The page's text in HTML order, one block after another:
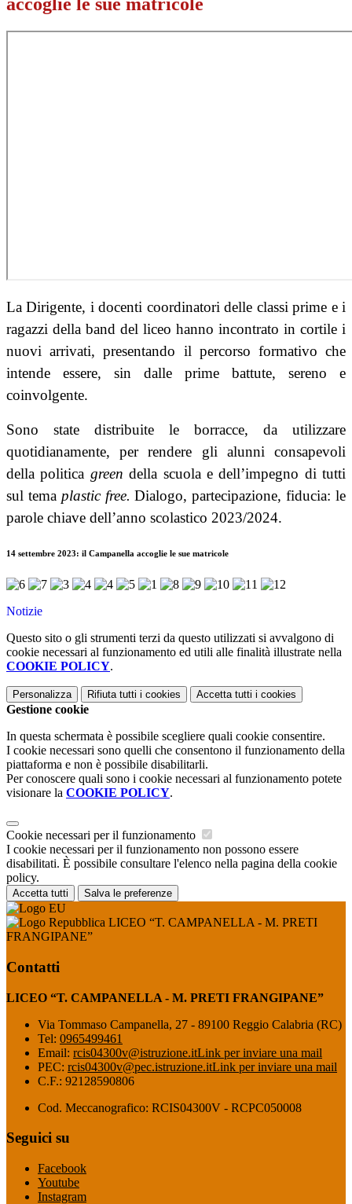
accoglie le sue matricole
La Dirigente, i docenti coordinatori delle classi prime e i
ragazzi della band del liceo hanno incontrato in cortile i
nuovi arrivati, presentando il percorso formativo che
intende essere, sin dalle prime battute, sereno e
coinvolgente.
Sono state distribuite le borracce, da utilizzare
quotidianamente, per rendere gli alunni consapevoli
della politica greendella scuola e dell’impegno di tutti
sul tema plastic free. Dialogo, partecipazione, fiducia: le
parole chiave dell’anno scolastico 2023/2024.
14 settembre 2023: il Campanella accoglie le sue matricole
Notizie
Questo sito o gli strumenti terzi da questo utilizzati si avvalgono di
cookie necessari al funzionamento ed utili alle finalità illustrate nella
COOKIE POLICY.
Personalizza Rifiuta tutti i cookies Accetta tutti i cookies
Gestione cookie
In questa schermata è possibile scegliere quali cookie consentire.
I cookie necessari sono quelli che consentono il funzionamento della
piattaforma e non è possibile disabilitarli.
Per conoscere quali sono i cookie necessari al funzionamento potete
visionare la COOKIE POLICY.
Cookie necessari per il funzionamento
I cookie necessari per il funzionamento non possono essere
disabilitati. È possibile consultare l'elenco nella pagina della cookie
policy.
Accetta tutti Salva le preferenze
LICEO “T. CAMPANELLA - M. PRETI
FRANGIPANE”
Contatti
LICEO “T. CAMPANELLA - M. PRETI FRANGIPANE”
Via Tommaso Campanella, 27 - 89100 Reggio Calabria (RC)
Tel: 0965499461
Email: rcis04300v@istruzione.itLink per inviare una mail
PEC: rcis04300v@pec.istruzione.itLink per inviare una mail
C.F.: 92128590806
Cod. Meccanografico: RCIS04300V - RCPC050008
Seguici su
Facebook
Youtube
Instagram